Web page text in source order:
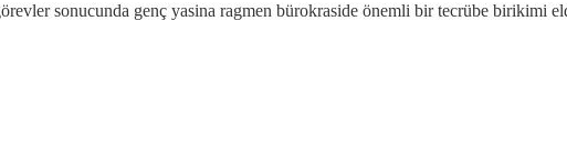
sonucunda genç yasina ragmen bürokraside önemli bir tecrübe birikimi